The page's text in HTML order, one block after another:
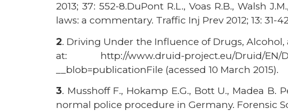
2013; 37: 552-8.DuPont R.L., Voas R.B., Walsh
laws: a commentary. Traffic Inj Prev 2012; 13: 31-
2. Driving Under the Influence of Drugs, Alcohol,
at: http://www.druid-project.eu/Druid/EN/
__blob=publicationFile (acessed 10 March 2015).
3. Musshoff F., Hokamp E.G., Bott U., Madea
normal police procedure in Germany. Forensic